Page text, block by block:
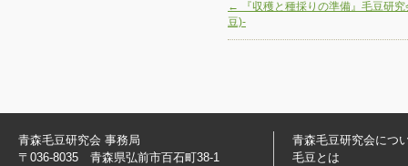
←
『収穫と種採りの準備』毛豆研
豆)-
青森毛豆研究会 事務局
〒036-8035 青森県弘前市百石町38-1
青森毛豆研究会につ
毛豆とは